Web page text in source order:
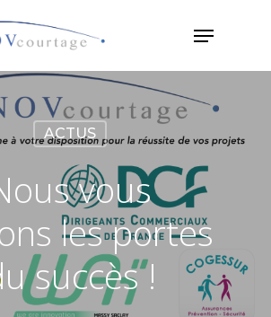
Menu
ACTUS
vous
les portes
succès !